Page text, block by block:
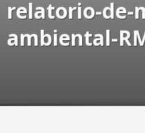
relatorio-de-
ambiental-